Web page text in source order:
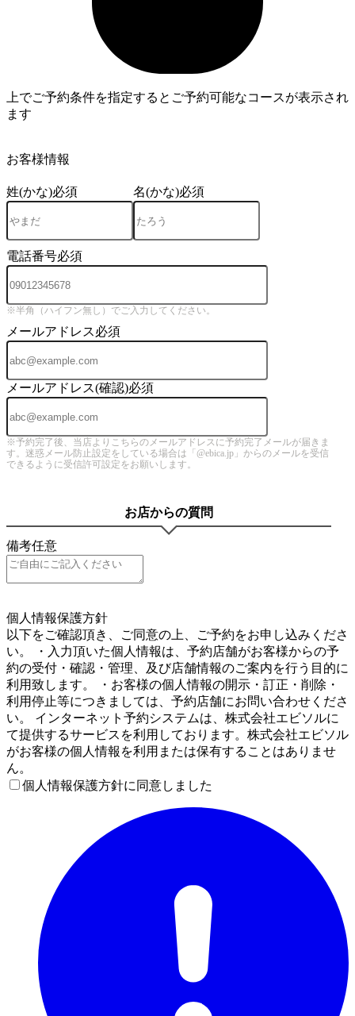
上でご予約条件を指定するとご予約可能なコースが表示され
ます
お客様情報
姓(かな)必須 名(かな)必須
電話番号必須
※半角（ハイフン無し）でご入力してください。
メールアドレス必須
メールアドレス(確認)必須
※予約完了後、当店よりこちらのメールアドレスに予約完了メールが届きま
す。迷惑メール防止設定をしている場合は「@ebica.jp」からのメールを受信
できるように受信許可設定をお願いします。
お店からの質問
備考任意
個人情報保護方針
以下をご確認頂き、ご同意の上、ご予約をお申し込みくださ
い。 ・入力頂いた個人情報は、予約店舗がお客様からの予
約の受付・確認・管理、及び店舗情報のご案内を行う目的に
利用致します。 ・お客様の個人情報の開示・訂正・削除・
利用停止等につきましては、予約店舗にお問い合わせくださ
い。 インターネット予約システムは、株式会社エビソルに
て提供するサービスを利用しております。株式会社エビソル
がお客様の個人情報を利用または保有することはありませ
ん。
個人情報保護方針に同意しました